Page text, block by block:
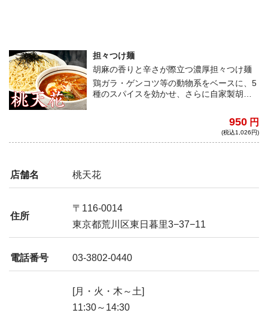
担々つけ麺
胡麻の香りと辛さが際立つ濃厚担々つけ麺
鶏ガラ・ゲンコツ等の動物系をベースに、5
種のスパイスを効かせ、さらに自家製胡麻
ほどよい辛さがクセになる一杯となってい
950 円
(税込1,026円)
店舗名 桃天花
住所
〒116-0014
東京都荒川区東日暮里3−37−11
電話番号 03-3802-0440
[月・火・木～土]
11:30～14:30